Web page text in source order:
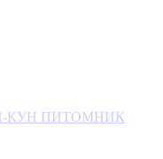
КУН ПИТОМНИК